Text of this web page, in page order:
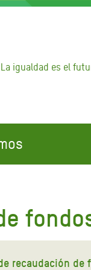
La igualdad es el
Gaza
para
recaudación de